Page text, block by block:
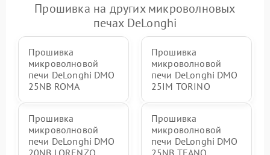
Прошивка на других микроволновых
печах DeLonghi
Прошивка
микроволновой
печи DeLonghi DMO
25NB ROMA
Прошивка
микроволновой
печи DeLonghi DMO
25IM TORINO
Прошивка
микроволновой
печи DeLonghi DMO
20NB LORENZO
Прошивка
микроволновой
печи DeLonghi DMO
25NB TEANO